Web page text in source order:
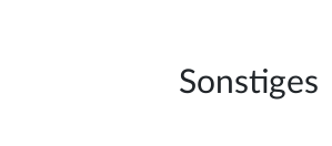
Sonstiges